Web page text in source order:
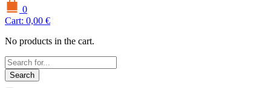
0
Cart: 0,00 €
No products in the cart.
Search